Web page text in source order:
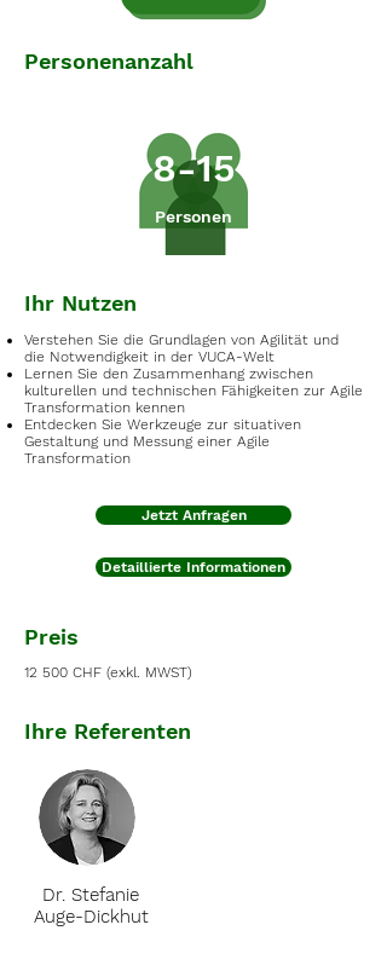
Personenanzahl
Personen
8-15
Ihr Nutzen
Verstehen Sie die Grundlagen von Agilität und
die Notwendigkeit in der VUCA-Welt
Lernen Sie den Zusammenhang zwischen
kulturellen und technischen Fähigkeiten zur Agile
Transformation kennen
Entdecken Sie Werkzeuge zur situativen
Gestaltung und Messung einer Agile
Transformation
Jetzt Anfragen
Detaillierte Informationen
Preis
12 500 CHF (exkl. MWST)
Ihre Referenten
Dr. Stefanie
Auge-Dickhut